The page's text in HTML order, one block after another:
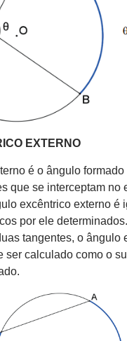
EXTERNO
é o ângulo formado
que se interceptam no
excêntrico externo é
por ele
tangentes, o ângulo
ser calculado como o